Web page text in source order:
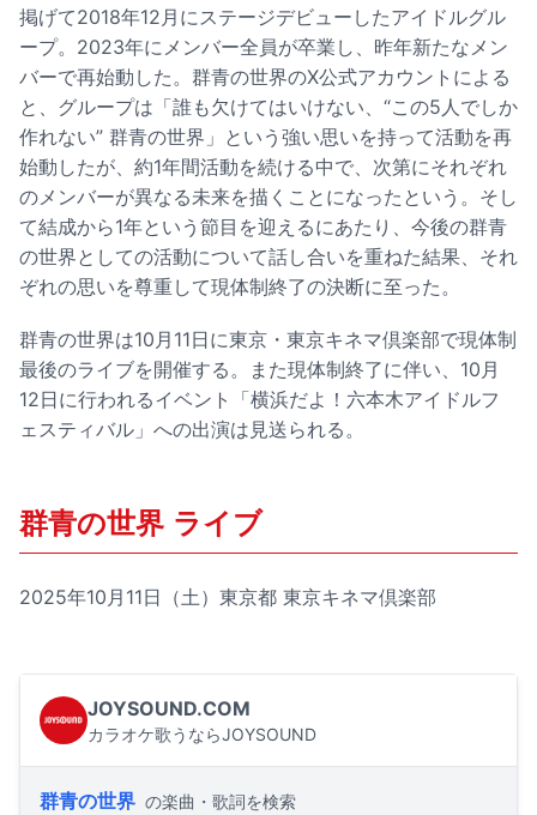
掲げて2018年12月にステージデビューしたアイドルグル
ープ。2023年にメンバー全員が卒業し、昨年新たなメン
バーで再始動した。群青の世界のX公式アカウントによる
と、グループは「誰も欠けてはいけない、“この5人でしか
作れない” 群青の世界」という強い思いを持って活動を再
始動したが、約1年間活動を続ける中で、次第にそれぞれ
のメンバーが異なる未来を描くことになったという。そし
て結成から1年という節目を迎えるにあたり、今後の群青
の世界としての活動について話し合いを重ねた結果、それ
ぞれの思いを尊重して現体制終了の決断に至った。
群青の世界は10月11日に東京・東京キネマ倶楽部で現体制
最後のライブを開催する。また現体制終了に伴い、10月
12日に行われるイベント「横浜だよ！六本木アイドルフ
ェスティバル」への出演は見送られる。
群青の世界 ライブ
2025年10月11日（土）東京都 東京キネマ倶楽部
JOYSOUND.COM
カラオケ歌うならJOYSOUND
群青の世界 の楽曲・歌詞を検索